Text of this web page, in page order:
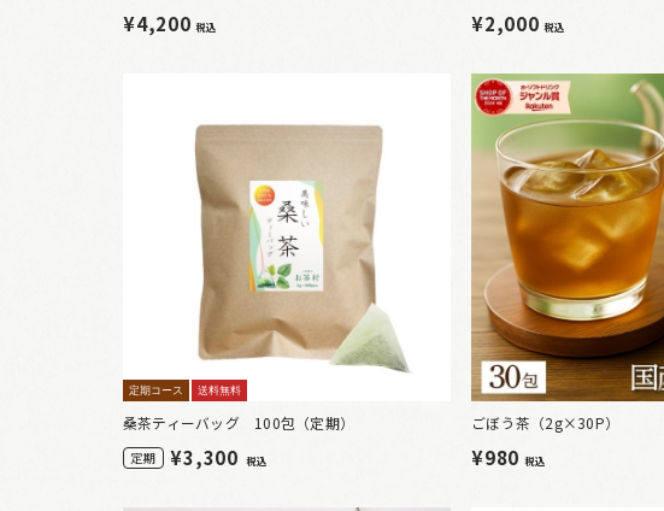
¥4,200税込 ¥2,000税込
定期コース 送料無料
桑茶ティーバッグ 100包（定期）
定期 ¥3,300 税込
ごぼう茶（2g×30P）
¥980 税込